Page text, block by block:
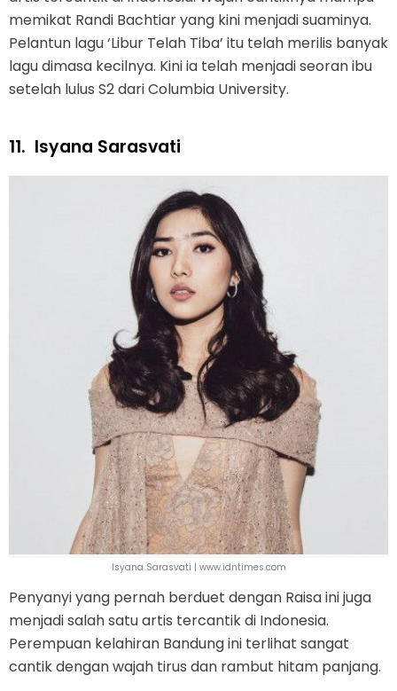
memikat Randi Bachtiar yang kini menjadi suaminya.
Pelantun lagu ‘Libur Telah Tiba’ itu telah merilis banyak
lagu dimasa kecilnya. Kini ia telah menjadi seoran ibu
setelah lulus S2 dari Columbia University.
11. Isyana Sarasvati
Isyana Sarasvati | www.idntimes.com
Penyanyi yang pernah berduet dengan Raisa ini juga
menjadi salah satu artis tercantik di Indonesia.
Perempuan kelahiran Bandung ini terlihat sangat
cantik dengan wajah tirus dan rambut hitam panjang.